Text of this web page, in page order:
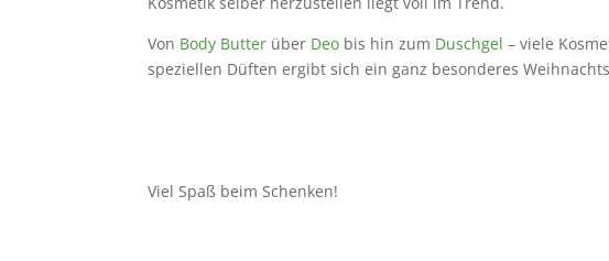
Von Body Butter über Deo bis hin zum Duschgel – viele
speziellen Düften ergibt sich ein ganz besonderes
Viel Spaß beim Schenken!